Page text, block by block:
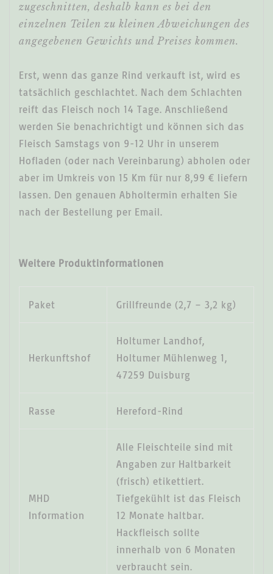
zugeschnitten, deshalb kann es bei den
einzelnen Teilen zu kleinen Abweichungen des
angegebenen Gewichts und Preises kommen.
Erst, wenn das ganze Rind verkauft ist, wird es
tatsächlich geschlachtet. Nach dem Schlachten
reift das Fleisch noch 14 Tage. Anschließend
werden Sie benachrichtigt und können sich das
Fleisch Samstags von 9-12 Uhr in unserem
Hofladen (oder nach Vereinbarung) abholen oder
aber im Umkreis von 15 Km für nur 8,99 € liefern
lassen. Den genauen Abholtermin erhalten Sie
nach der Bestellung per Email.
Weitere Produktinformationen
Paket Grillfreunde (2,7 – 3,2 kg)
Herkunftshof
Holtumer Landhof,
Holtumer Mühlenweg 1,
47259 Duisburg
Rasse Hereford-Rind
MHD
Information
Alle Fleischteile sind mit
Angaben zur Haltbarkeit
(frisch) etikettiert.
Tiefgekühlt ist das Fleisch
12 Monate haltbar.
Hackfleisch sollte
innerhalb von 6 Monaten
verbraucht sein.